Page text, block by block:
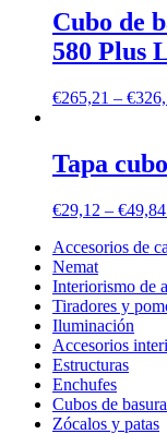
Cubo de
580 Plus
€265,21 – €
Tapa
€29,12 – €49,84
Accesorios de
Nemat
Interiorismo de
Tiradores y
Iluminación
Accesorios
Estructuras
Enchufes
Cubos de basura
Zócalos y patas